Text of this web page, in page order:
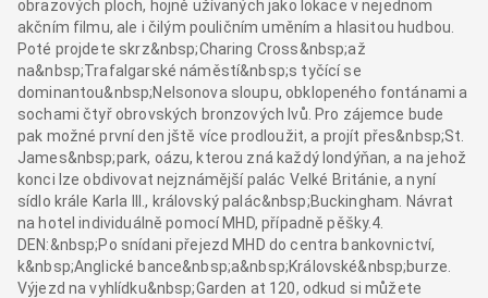
obrazových ploch, hojně užívaných jako lokace v nejednom
akčním filmu, ale i čilým pouličním uměním a hlasitou hudbou.
Poté projdete skrz&nbsp;Charing Cross&nbsp;až
na&nbsp;Trafalgarské náměstí&nbsp;s tyčící se
dominantou&nbsp;Nelsonova sloupu, obklopeného fontánami a
sochami čtyř obrovských bronzových lvů. Pro zájemce bude
pak možné první den jště více prodloužit, a projít přes&nbsp;St.
James&nbsp;park, oázu, kterou zná každý londýňan, a na jehož
konci lze obdivovat nejznámější palác Velké Británie, a nyní
sídlo krále Karla III., královský palác&nbsp;Buckingham. Návrat
na hotel individuálně pomocí MHD, případně pěšky.4.
DEN:&nbsp;Po snídani přejezd MHD do centra bankovnictví,
k&nbsp;Anglické bance&nbsp;a&nbsp;Královské&nbsp;burze.
Výjezd na vyhlídku&nbsp;Garden at 120, odkud si můžete